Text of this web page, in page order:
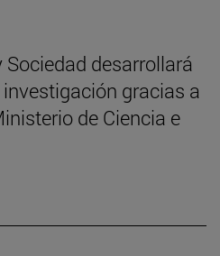
desarrollará
gracias a
de Ciencia e